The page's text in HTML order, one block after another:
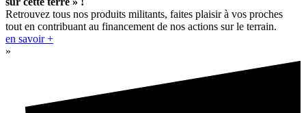
Retrouvez tous nos produits militants, faites plaisir à vos proches
tout en contribuant au financement de nos actions sur le terrain.
en savoir +
»